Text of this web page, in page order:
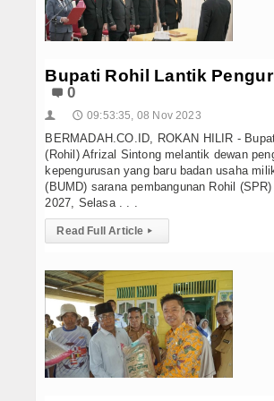
Bupati Rohil Lantik
0
👤 🕔 09:53:35, 08 Nov 2023
BERMADAH.CO.ID, ROKAN HILIR -
(Rohil) Afrizal Sintong melantik dewan
kepengurusan yang baru badan usaha
(BUMD) sarana pembangunan Rohil
2027, Selasa . . .
Read Full Article ▸